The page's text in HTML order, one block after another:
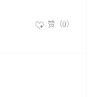
赞（0）